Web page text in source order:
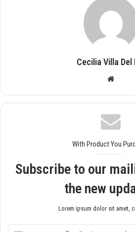
Cecilia Villa Del
we
With Product You
Subscribe to our
the new
Lorem ipsum dolor sit amet,